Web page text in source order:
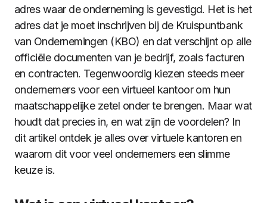
adres waar de onderneming is gevestigd. Het is het
adres dat je moet inschrijven bij de Kruispuntbank
van Ondernemingen (KBO) en dat verschijnt op alle
officiële documenten van je bedrijf, zoals facturen
en contracten. Tegenwoordig kiezen steeds meer
ondernemers voor een virtueel kantoor om hun
maatschappelijke zetel onder te brengen. Maar wat
houdt dat precies in, en wat zijn de voordelen? In
dit artikel ontdek je alles over virtuele kantoren en
waarom dit voor veel ondernemers een slimme
keuze is.